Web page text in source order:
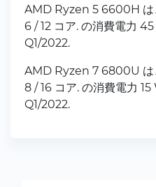
AMD Ryzen 5 6600H は
6 / 12 コア. の消費電力
Q1/2022.
AMD Ryzen 7 6800U は
8 / 16 コア. の消費電力 15
Q1/2022.